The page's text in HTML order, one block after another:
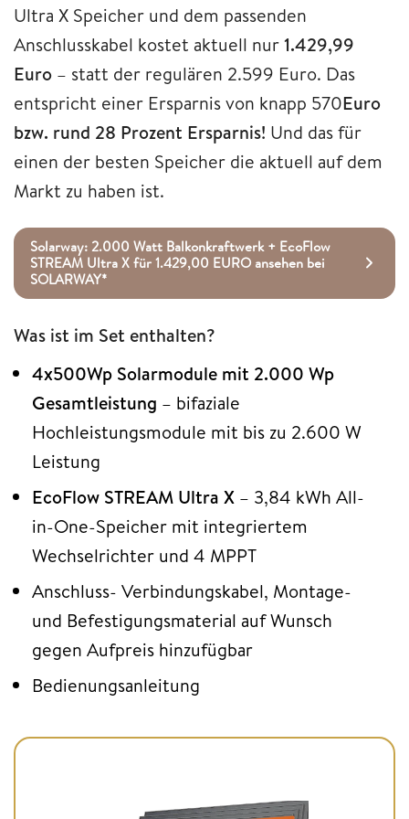
Ultra X Speicher und dem passenden
Anschlusskabel kostet aktuell nur1.429,99
Euro – statt der regulären 2.599 Euro. Das
entspricht einer Ersparnis von knapp 570Euro
bzw. rund 28 Prozent Ersparnis! Und das für
einen der besten Speicher die aktuell auf dem
Markt zu haben ist.
Solarway: 2.000 Watt Balkonkraftwerk + EcoFlow
STREAM Ultra X für 1.429,00 EURO ansehen bei
SOLARWAY*
Was ist im Set enthalten?
4x500Wp Solarmodule mit 2.000 Wp
Gesamtleistung – bifaziale
Hochleistungsmodule mit bis zu 2.600 W
Leistung
EcoFlow STREAM Ultra X – 3,84 kWh All-
in-One-Speicher mit integriertem
Wechselrichter und 4 MPPT
Anschluss- Verbindungskabel, Montage-
und Befestigungsmaterial auf Wunsch
gegen Aufpreis hinzufügbar
Bedienungsanleitung